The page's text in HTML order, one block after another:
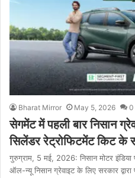
Bharat Mirror May 5, 2026 0
सेगमेंट में पहली बार निसान
सिलेंडर रेट्रोफिटमेंट किट के
गुरुग्राम, 5 मई, 2026: निसान मोटर
ऑल-न्यू निसान ग्रेवाइट के लिए सरकार द्वारा